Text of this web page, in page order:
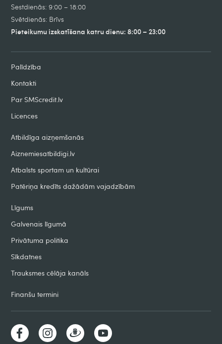
Sestdienās: 9:00 – 18:00
Svētdienās: Brīvs
Pieteikumu izskatīšana katru dienu: 8:00 – 23:00
Palīdzība
Kontakti
Par SMScredit.lv
Licences
Atbildīga aizņemšanās
Aiznemiesatbildigi.lv
Atbalsts sportam un kultūrai
Patēriņa kredīts dažādām vajadzībām
Līgums
Galvenais līgumā
Privātuma politika
Sīkdatnes
Trauksmes cēlāja kanāls
Finanšu termini